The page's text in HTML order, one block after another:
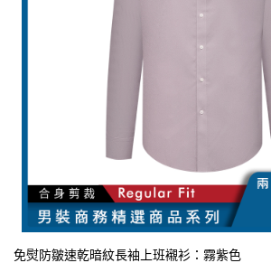
免熨防皺速乾暗紋長袖上班襯衫：霧紫色